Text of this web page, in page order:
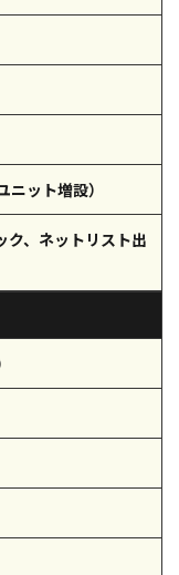
ット増設）
ク、ネットリスト出